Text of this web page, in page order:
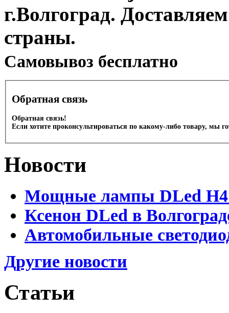
г.Волгоград.
страны.
Cамовывоз бесплатно
Обратная связь
Обратная связь!
Если хотите проконсультироваться по какому-либо товару, мы
Новости
Мощные лампы DLed H4
Ксенон DLed в
Автомобильные
Другие новости
Статьи